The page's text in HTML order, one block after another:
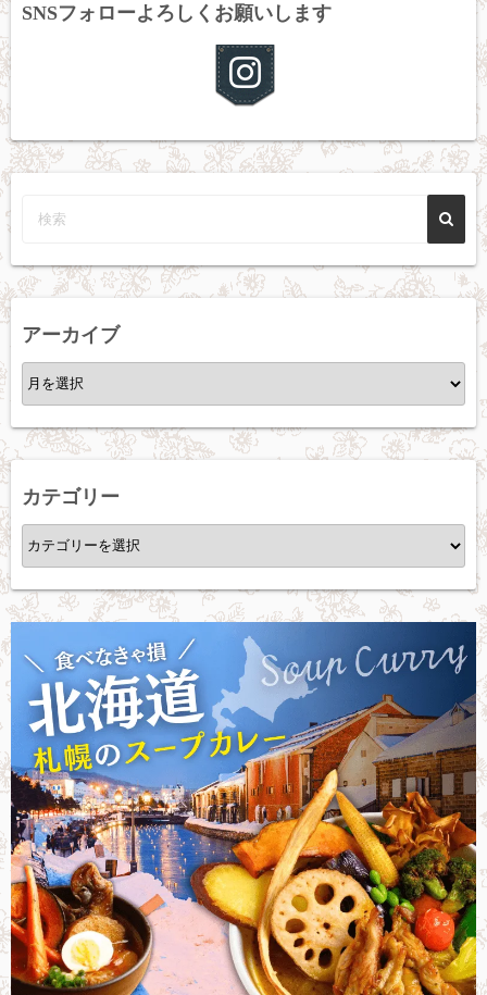
SNSフォローよろしくお願いします
アーカイブ
ア
ー
カ
イ
ブ
カテゴリー
カ
テ
ゴ
リ